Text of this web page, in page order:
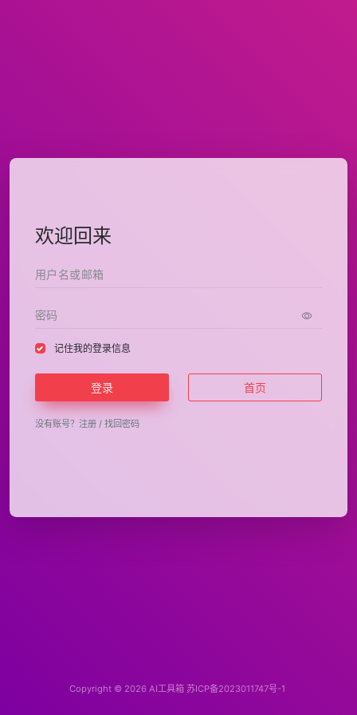
欢迎回来
记住我的登录信息
登录 首页
没有账号？ 注册 / 找回密码
Copyright © 2026 AI工具箱 苏ICP备2023011747号-1